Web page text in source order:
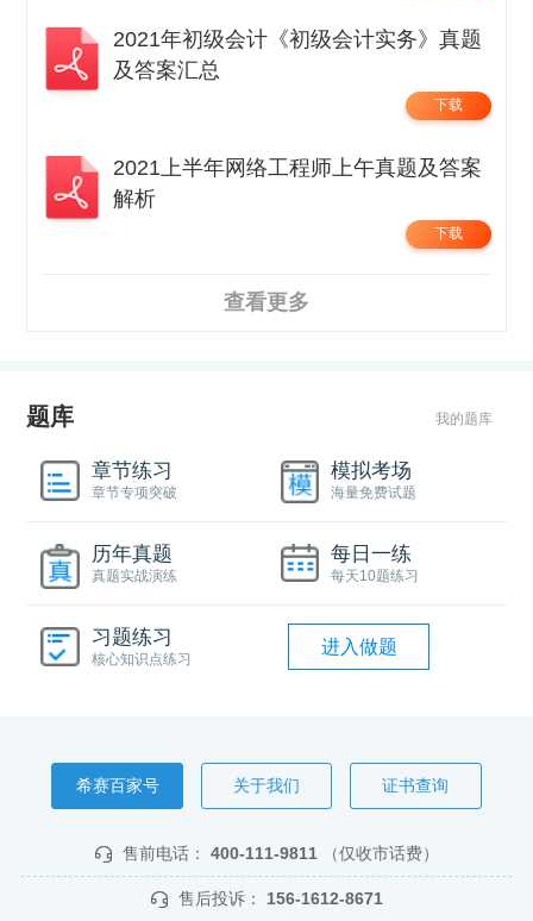
2021年初级会计《初级会计实务》真题
及答案汇总
下载
2021上半年网络工程师上午真题及答案
解析
下载
查看更多
题库 我的题库
章节练习
章节专项突破
模拟考场
海量免费试题
历年真题
真题实战演练
每日一练
每天10题练习
习题练习
核心知识点练习
进入做题
希赛百家号 关于我们 证书查询
售前电话： 400-111-9811 （仅收市话费）
售后投诉： 156-1612-8671